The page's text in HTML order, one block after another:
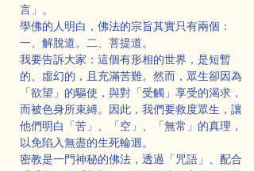
言」。
學佛的人明白，佛法的宗旨其實只有兩個：
一、解脫道。二、菩提道。
我要告訴大家：這個有形相的世界，是短暫
的、虛幻的，且充滿苦難。然而，眾生卻因為
「欲望」的驅使，與對「受觸」享受的渴求，
而被色身所束縛。因此，我們要救度眾生，讓
他們明白「苦」、「空」、「無常」的真理，
以免陷入無盡的生死輪迴。
密教是一門神秘的佛法，透過「咒語」、配合